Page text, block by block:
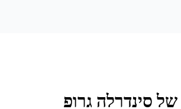
של סינדרלה גרופ